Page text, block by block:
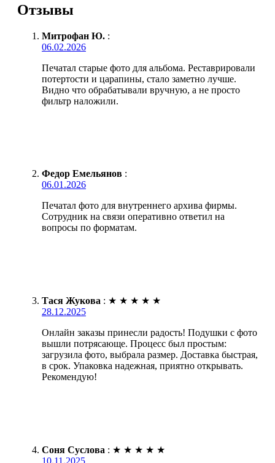
Отзывы
Митрофан Ю. :
06.02.2026
Печатал старые фото для альбома. Реставрировали
потертости и царапины, стало заметно лучше.
Видно что обрабатывали вручную, а не просто
фильтр наложили.
Федор Емельянов :
06.01.2026
Печатал фото для внутреннего архива фирмы.
Сотрудник на связи оперативно ответил на
вопросы по форматам.
Тася Жукова : ★ ★ ★ ★ ★
28.12.2025
Онлайн заказы принесли радость! Подушки с фото
вышли потрясающе. Процесс был простым:
загрузила фото, выбрала размер. Доставка быстрая,
в срок. Упаковка надежная, приятно открывать.
Рекомендую!
Соня Суслова : ★ ★ ★ ★ ★
10.11.2025